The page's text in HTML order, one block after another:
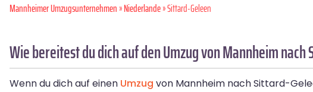
Mannheimer Umzugsunternehmen»Niederlande» Sittard-Geleen
Wie bereitest du dich auf den Umzug von Mannheim
Wenn du dich auf einen Umzug von Mannheim nach Sittard-